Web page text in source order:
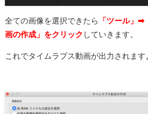
全ての画像を選択できたら
「ツール」➡︎
画の作成」をクリック していきます。
これでタイムラプス動画が出力されます